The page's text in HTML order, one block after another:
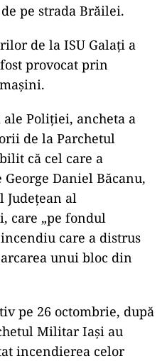
pe strada Brăilei.
de la ISU Galați a
provocat prin
Poliției, ancheta a
de la Parchetul
că cel care a
Daniel Băcanu,
Județean al
care „pe fondul
care a distrus
unui bloc din
pe 26 octombrie, după
Militar Iași au
incendierea celor